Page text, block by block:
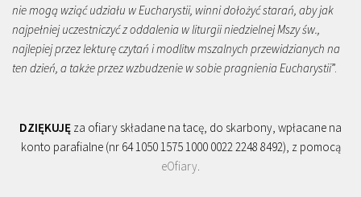
nie mogą wziąć udziału w Eucharystii, winni dołożyć starań, aby jak
najpełniej uczestniczyć z oddalenia w liturgii niedzielnej Mszy św.,
najlepiej przez lekturę czytań i modlitw mszalnych przewidzianych na
ten dzień, a także przez wzbudzenie w sobie pragnienia Eucharystii”.
DZIĘKUJĘ za ofiary składane na tacę, do skarbony, wpłacane na
konto parafialne (nr 64 1050 1575 1000 0022 2248 8492), z pomocą
eOfiary.